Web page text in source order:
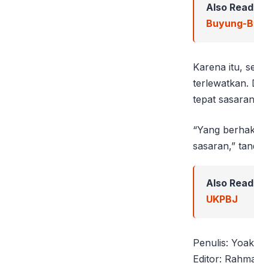
Also
Buyung-
Karena itu,
terlewatkan.
tepat
“Yang
sasaran,”
Also
UKPBJ
Penulis:
Editor: